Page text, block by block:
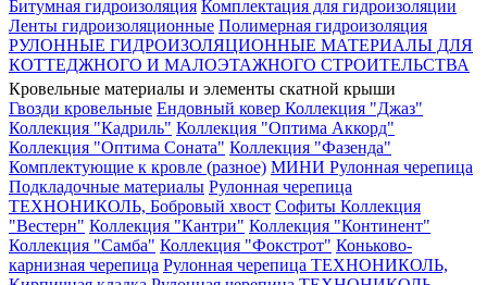
Битумная гидроизоляция Комплектация для гидроизоляции
Ленты гидроизоляционные Полимерная гидроизоляция
РУЛОННЫЕ ГИДРОИЗОЛЯЦИОННЫЕ МАТЕРИАЛЫ ДЛЯ
КОТТЕДЖНОГО И МАЛОЭТАЖНОГО СТРОИТЕЛЬСТВА
Кровельные материалы и элементы скатной крыши
Гвозди кровельные Ендовный ковер Коллекция "Джаз"
Коллекция "Кадриль" Коллекция "Оптима Аккорд"
Коллекция "Оптима Соната" Коллекция "Фазенда"
Комплектующие к кровле (разное) МИНИ Рулонная черепица
Подкладочные материалы Рулонная черепица
ТЕХНОНИКОЛЬ, Бобровый хвост Софиты Коллекция
"Вестерн" Коллекция "Кантри" Коллекция "Континент"
Коллекция "Самба" Коллекция "Фокстрот" Коньково-
карнизная черепица Рулонная черепица ТЕХНОНИКОЛЬ,